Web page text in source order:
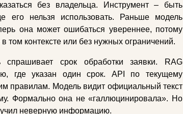
без владельца. Инструмент – быть
его нельзя использовать. Раньше модель
она может ошибаться увереннее, потому
том контексте или без нужных ограничений.
спрашивает срок обработки заявки. RAG
где указан один срок. API по текущему
правилам. Модель видит официальный текст
Формально она не «галлюцинировала». Но
неверную информацию.